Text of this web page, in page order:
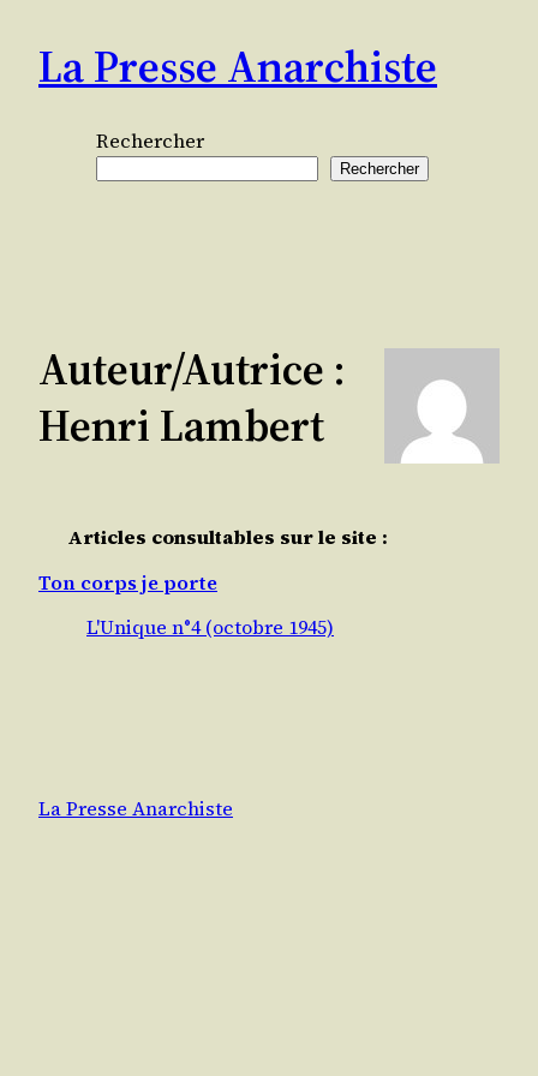
contenu
La Presse Anarchiste
Rechercher
Rechercher
Auteur/autrice :
Henri Lambert
Articles consultables sur le site :
Ton corps je porte
L'Unique n°4 (octobre 1945)
La Presse Anarchiste